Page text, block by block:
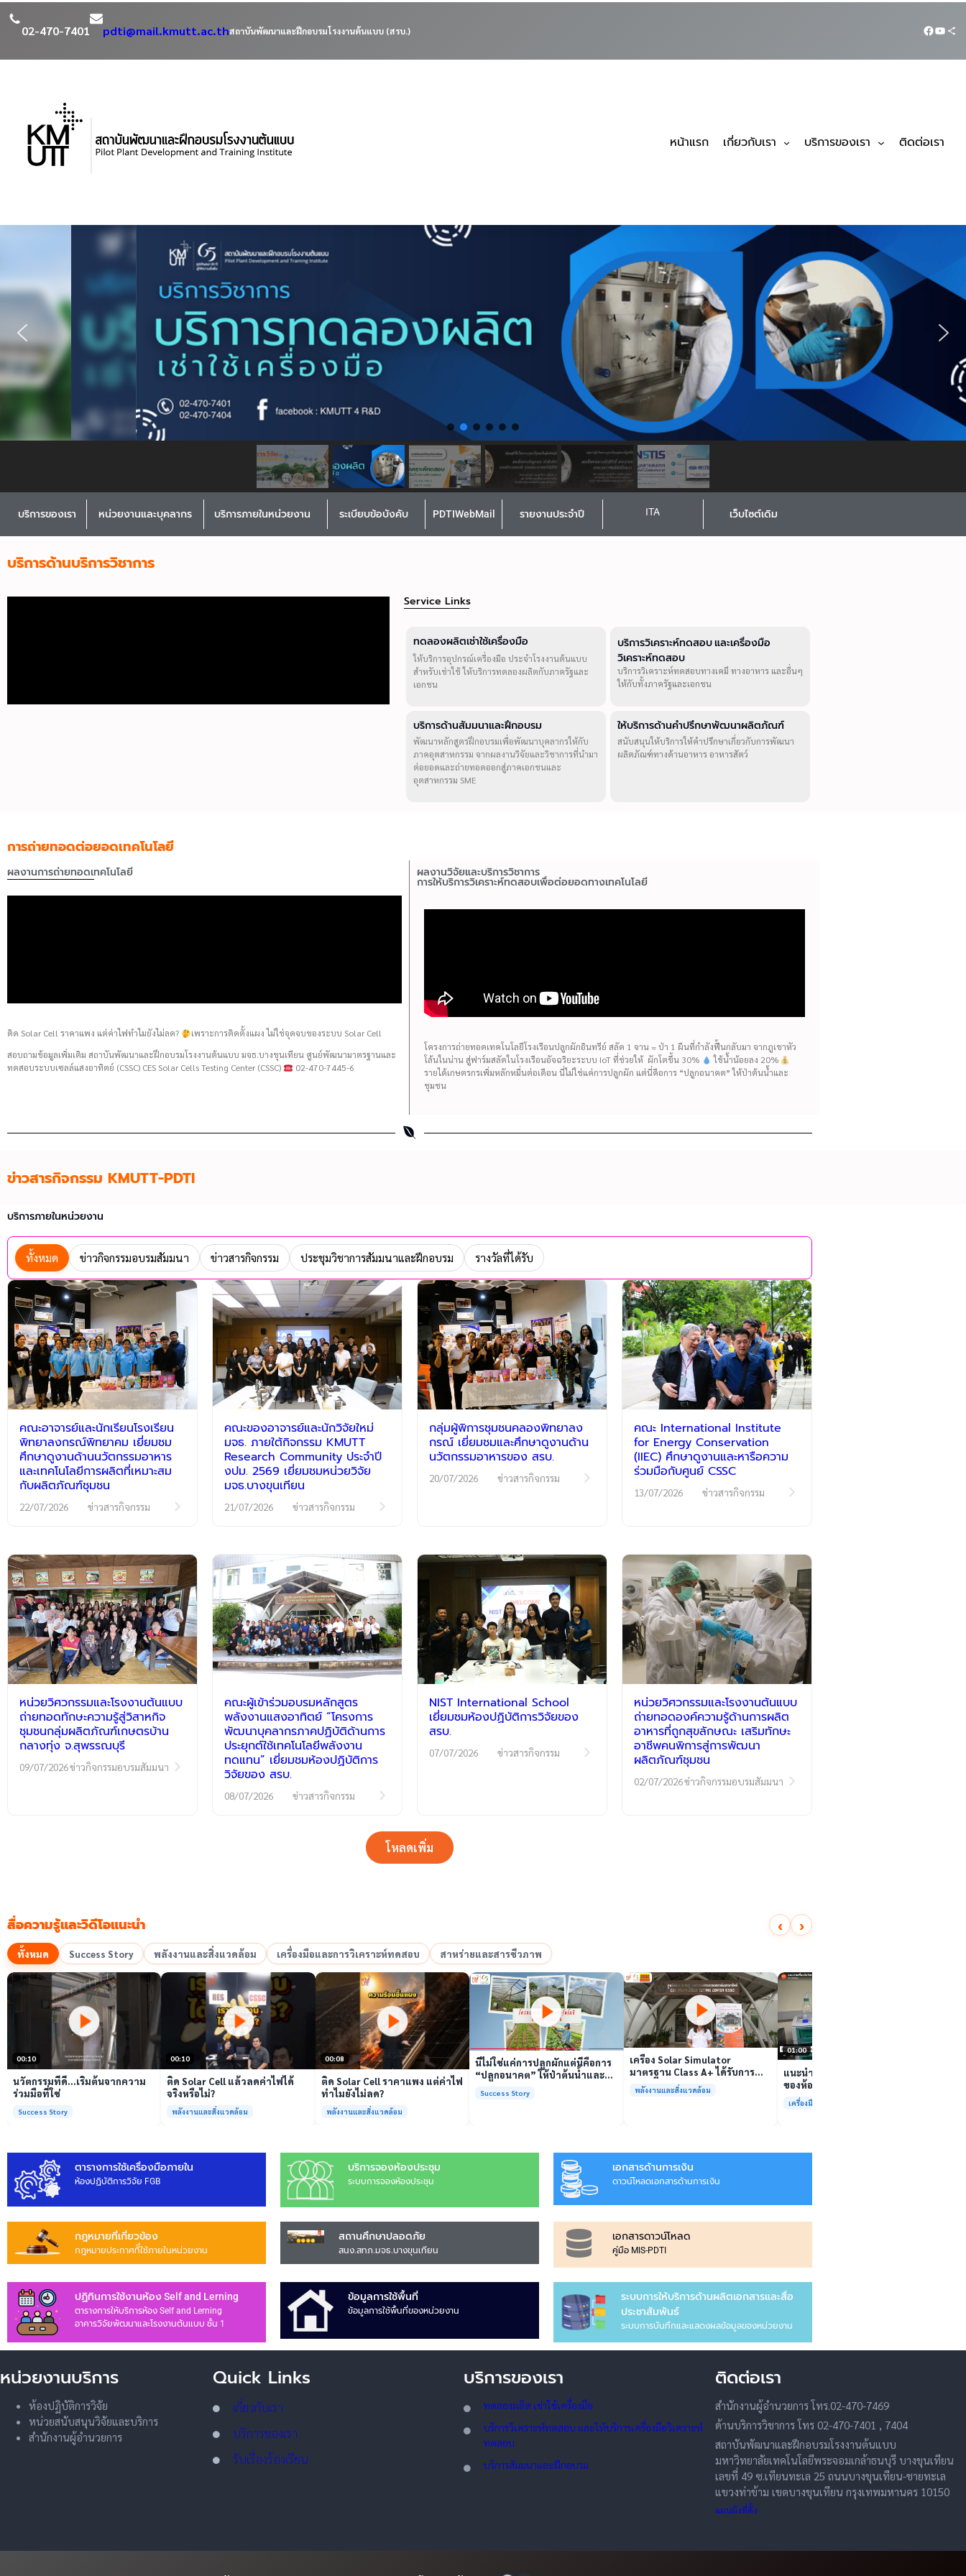
02-470-7401 pdti@mail.kmutt.ac.thสถาบันพัฒนาและฝึกอบรมโรงงานต้นแบบ (สรบ.)
หน้าแรก เกี่ยวกับเรา บริการของเรา ติดต่อเรา
บริการของเรา หน่วยงานและบุคลากร บริการภายในหน่วยงาน ระเบียบข้อบังคับ PDTIWebMail รายงานประจำปี ITA เว็บไซต์เดิม
บริการด้านบริการวิชาการ
Service Links
ทดลองผลิตเช่าใช้เครื่องมือ
ให้บริการอุปกรณ์เครื่องมือ ประจำโรงงานต้นแบบ
สำหรับเช่าใช้ ให้บริการทดลองผลิตกับภาครัฐและ
เอกชน
บริการวิเคราะห์ทดสอบ และเครื่องมือ
วิเคราะห์ทดสอบ
บริการวิเคราะห์ทดสอบทางเคมี ทางอาหาร และอื่นๆ
ให้กับทั้งภาครัฐและเอกชน
บริการด้านสัมมนาและฝึกอบรม
พัฒนาหลักสูตรฝึกอบรมเพื่อพัฒนาบุคลากรให้กับ
ภาคอุตสาหกรรม จากผลงานวิจัยและวิชาการที่นำมา
ต่อยอดและถ่ายทอดออกสู่ภาคเอกชนและ
อุตสาหกรรม SME
ให้บริการด้านคำปรึกษาพัฒนาผลิตภัณฑ์
สนับสนุนให้บริการให้คำปรึกษาเกี่ยวกับการพัฒนา
ผลิตภัณฑ์ทางด้านอาหาร อาหารสัตว์
การถ่ายทอดต่อยอดเทคโนโลยี
ผลงานการถ่ายทอดเทคโนโลยี
ติด Solar Cell ราคาแพง แต่ค่าไฟทำไมยังไม่ลด?
เพราะการติดตั้งแผง ไม่ใช่จุดจบของระบบ Solar Cell
สอบถามข้อมูลเพิ่มเติม สถาบันพัฒนาและฝึกอบรมโรงงานต้นแบบ มจธ.บางขุนเทียน ศูนย์พัฒนามาตรฐานและ
ทดสอบระบบเซลล์แสงอาทิตย์ (CSSC) CES Solar Cells Testing Center (CSSC)
02-470-7445-6
ผลงานวิจัยและบริการวิชาการ
การให้บริการวิเคราะห์ทดสอบเพื่อต่อยอดทางเทคโนโลยี
โครงการถ่ายทอดเทคโนโลยีโรงเรือนปลูกผักอินทรีย์ สลัด 1 จาน = ป่า 1 ผืนที่กำลังฟื้นกลับมา จากภูเขาหัว
โล้นในน่าน สู่ฟาร์มสลัดในโรงเรือนอัจฉริยะระบบ IoT ที่ช่วยให้ ผักโตขึ้น 30%
ใช้น้ำน้อยลง 20%
รายได้เกษตรกรเพิ่มหลักหมื่นต่อเดือน นี่ไม่ใช่แค่การปลูกผัก แต่นี่คือการ “ปลูกอนาคต” ให้ป่าต้นน้ำและ
ชุมชน
ข่าวสารกิจกรรม KMUTT-PDTI
บริการภายในหน่วยงาน
ทั้งหมด ข่าวกิจกรรมอบรมสัมมนา ข่าวสารกิจกรรม ประชุมวิชาการสัมมนาและฝึกอบรม รางวัลที่ได้รับ
คณะอาจารย์และนักเรียนโรงเรียน
พิทยาลงกรณ์พิทยาคม เยี่ยมชม
ศึกษาดูงานด้านนวัตกรรมอาหาร
และเทคโนโลยีการผลิตที่เหมาะสม
กับผลิตภัณฑ์ชุมชน
22/07/2026 ข่าวสารกิจกรรม
คณะของอาจารย์และนักวิจัยใหม่
มจธ. ภายใต้กิจกรรม KMUTT
Research Community ประจำปี
งปม. 2569 เยี่ยมชมหน่วยวิจัย
มจธ.บางขุนเทียน
21/07/2026 ข่าวสารกิจกรรม
กลุ่มผู้พิการชุมชนคลองพิทยาลง
กรณ์ เยี่ยมชมและศึกษาดูงานด้าน
นวัตกรรมอาหารของ สรบ.
20/07/2026 ข่าวสารกิจกรรม
คณะ International Institute
for Energy Conservation
(IIEC) ศึกษาดูงานและหารือความ
ร่วมมือกับศูนย์ CSSC
13/07/2026 ข่าวสารกิจกรรม
หน่วยวิศวกรรมและโรงงานต้นแบบ
ถ่ายทอดทักษะความรู้สู่วิสาหกิจ
ชุมชนกลุ่มผลิตภัณฑ์เกษตรบ้าน
กลางทุ่ง จ.สุพรรณบุรี
09/07/2026ข่าวกิจกรรมอบรมสัมมนา
คณะผู้เข้าร่วมอบรมหลักสูตร
พลังงานแสงอาทิตย์ “โครงการ
พัฒนาบุคลากรภาคปฏิบัติด้านการ
ประยุกต์ใช้เทคโนโลยีพลังงาน
ทดแทน” เยี่ยมชมห้องปฏิบัติการ
วิจัยของ สรบ.
08/07/2026 ข่าวสารกิจกรรม
NIST International School
เยี่ยมชมห้องปฏิบัติการวิจัยของ
สรบ.
07/07/2026 ข่าวสารกิจกรรม
หน่วยวิศวกรรมและโรงงานต้นแบบ
ถ่ายทอดองค์ความรู้ด้านการผลิต
อาหารที่ถูกสุขลักษณะ เสริมทักษะ
อาชีพคนพิการสู่การพัฒนา
ผลิตภัณฑ์ชุมชน
02/07/2026ข่าวกิจกรรมอบรมสัมมนา
โหลดเพิ่ม
สื่อความรู้และวิดีโอแนะนำ ‹ ›
ทั้งหมด Success Story พลังงานและสิ่งแวดล้อม เครื่องมือและการวิเคราะห์ทดสอบ สาหร่ายและสารชีวภาพ
เล่นวิดีโอ
00:10
นวัตกรรมที่ดี…เริ่มต้นจากความ
ร่วมมือที่ใช่
Success Story
เล่นวิดีโอ
00:10
ติด Solar Cell แล้วลดค่าไฟได้
จริงหรือไม่?
พลังงานและสิ่งแวดล้อม
เล่นวิดีโอ
00:08
ติด Solar Cell ราคาแพง แต่ค่าไฟ
ทำไมยังไม่ลด?
พลังงานและสิ่งแวดล้อม
เล่นวิดีโอ
นี่ไม่ใช่แค่การปลูกผักแต่นี่คือการ
“ปลูกอนาคต” ให้ป่าต้นน้ำและ
Success Story
เล่นวิดีโอ
เครื่อง Solar Simulator
มาตรฐาน Class A+ ได้รับการ
รับรองมาตรฐาน ISO/IEC17025
พร้อมให้บริการแล้ว
พลังงานและสิ่งแวดล้อม
01:00
แนะนำเครื่องมือวิเคราะห์ทดสอบ
ของห้องปฏิบัติการกลางเพื่อการ
วิเคราะห์กระบวนการและสิ่ง
แวดล้อม สรบ.มจธ.
เครื่องมือและการวิเคราะห์ทดสอบ
ตารางการใช้เครื่องมือภายใน
ห้องปฏิบัติการวิจัย FGB
บริการจองห้องประชุม
ระบบการจองห้องประชุม
เอกสารด้านการเงิน
ดาวน์โหลดเอกสารด้านการเงิน
กฎหมายที่เกี่ยวข้อง
กฎหมายประกาศทีี่ใช้ภายในหน่วยงาน
สถานศึกษาปลอดภัย
สนง.สทภ.มจธ.บางขุนเทียน
เอกสารดาวน์โหลด
คู่มือ MIS-PDTI
ปฏิทินการใช้งานห้อง Self and Lerning
ตารางการให้บริการห้อง Self and Lerning
อาคารวิจัยพัฒนาและโรงงานต้นแบบ ชั้น 1
ข้อมูลการใช้พื้นที่
ข้อมูลการใช้พื้นที่ของหน่วยงาน
ระบบการให้บริการด้านผลิตเอกสารและสื่อ
ประชาสัมพันธ์
ระบบการบันทึกและแสดงผลข้อมูลของหน่วยงาน
หน่วยงานบริการ
ห้องปฏิบัติการวิจัย
หน่วยสนับสนุนวิจัยและบริการ
สำนักงานผู้อำนวยการ
Quick Links
เกี่ยวกับเรา
บริการของเรา
รับเรื่องร้องเรียน
บริการของเรา
ทดลองผลิต เช่าใช้เครื่องมือ
บริการวิเคราะห์ทดสอบ และให้บริการเครื่องมือวิเคราะห์
ทดสอบ
บริการสัมมนาและฝึกอบรม
ติดต่อเรา
สำนักงานผู้อำนวยการ โทร.02-470-7469
ด้านบริการวิชาการ โทร 02-470-7401 , 7404
สถาบันพัฒนาและฝึกอบรมโรงงานต้นแบบ
มหาวิทยาลัยเทคโนโลยีพระจอมเกล้าธนบุรี บางขุนเทียน
เลขที่ 49 ซ.เทียนทะเล 25 ถนนบางขุนเทียน-ชายทะเล
แขวงท่าข้าม เขตบางขุนเทียน กรุงเทพมหานคร 10150
แผนผังที่ตั้ง